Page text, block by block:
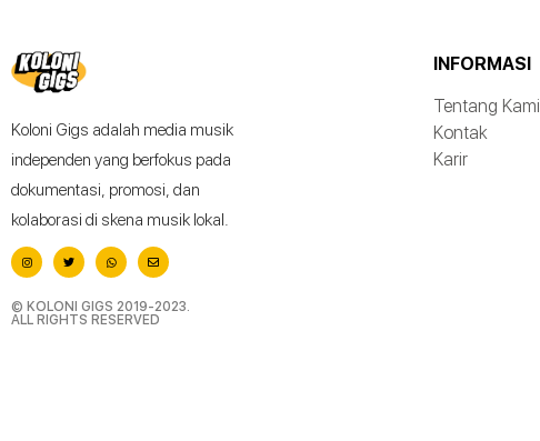
Koloni Gigs adalah media musik
independen yang berfokus pada
dokumentasi, promosi, dan
kolaborasi di skena musik lokal.
© KOLONI GIGS 2019-2023.
ALL RIGHTS RESERVED
INFORMASI
Tentang Kami
Kontak
Karir